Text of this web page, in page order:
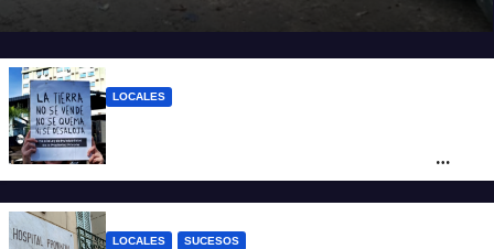
LOCALES
Tierras
LOCALES SUCESOS